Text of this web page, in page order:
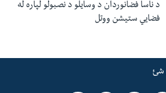
د ناسا فضانوردان د وسایلو د نصبولو لپاره له
فضایي ستیشن ووتل
شئ